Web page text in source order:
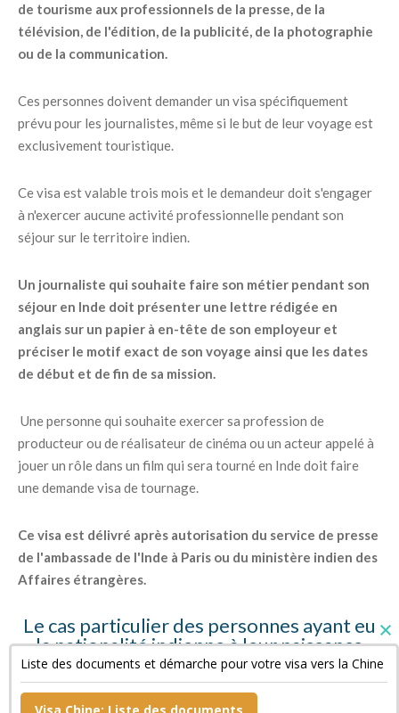
de tourisme aux professionnels de la presse, de la
télévision, de l'édition, de la publicité, de la photographie
ou de la communication.
Ces personnes doivent demander un visa spécifiquement
prévu pour les journalistes, même si le but de leur voyage est
exclusivement touristique.
Ce visa est valable trois mois et le demandeur doit s'engager
à n'exercer aucune activité professionnelle pendant son
séjour sur le territoire indien.
Un journaliste qui souhaite faire son métier pendant son
séjour en Inde doit présenter une lettre rédigée en
anglais sur un papier à en-tête de son employeur et
préciser le motif exact de son voyage ainsi que les dates
de début et de fin de sa mission.
Une personne qui souhaite exercer sa profession de
producteur ou de réalisateur de cinéma ou un acteur appelé à
jouer un rôle dans un film qui sera tourné en Inde doit faire
une demande visa de tournage.
Ce visa est délivré après autorisation du service de presse
de l'ambassade de l'Inde à Paris ou du ministère indien des
Affaires étrangères.
Le cas particulier des personnes ayant eu
la nationalité indienne à leur naissance
Ces personnes doivent fournir des copies de leur « Surrender
Certificate » et de leur passeport indien annulé ainsi qu'une
Liste des documents et démarche pour votre visa vers la Chine
Visa Chine: Liste des documents